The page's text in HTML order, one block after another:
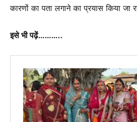
कारणों का पता लगाने का प्रयास किया जा
इसे भी पढ़ें………..